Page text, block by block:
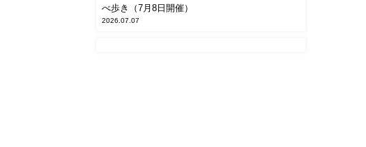
べ歩き（7月8日開催）
2026.07.07